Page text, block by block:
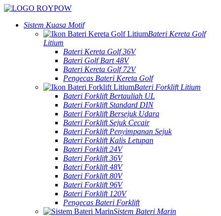
Sistem Kuasa Motif
Bateri Kereta Golf
Litium
Bateri Kereta Golf 36V
Bateri Golf Bart 48V
Bateri Kereta Golf 72V
Pengecas Bateri Kereta Golf
Bateri Forklift Litium
Bateri Forklift Bertauliah UL
Bateri Forklift Standard DIN
Bateri Forklift Bersejuk Udara
Bateri Forklift Sejuk Cecair
Bateri Forklift Penyimpanan Sejuk
Bateri Forklift Kalis Letupan
Bateri Forklift 24V
Bateri Forklift 36V
Bateri Forklift 48V
Bateri Forklift 80V
Bateri Forklift 96V
Bateri Forklift 120V
Pengecas Bateri Forklift
Sistem Bateri Marin